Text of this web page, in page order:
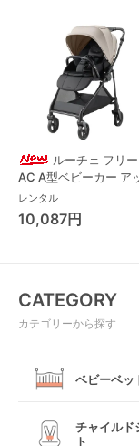
ルーチェ フリー
AC A型ベビーカー ア
プリカ(Aprica) A型ベビ
ーカー アップリカ
(Aprica)
レンタル
10,087円
CATEGORY
カテゴリーから探す
ベビーベッ
すべて
チャイルド
ト